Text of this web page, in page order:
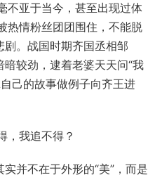
不亚于当今，甚至出现过体
热情粉丝团团围住，不能脱
剧。战国时期齐国丞相邹
暗较劲，逮着老婆天天问“我
己的故事做例子向齐王进
，我追不得？
并不在于外形的“美”，而是